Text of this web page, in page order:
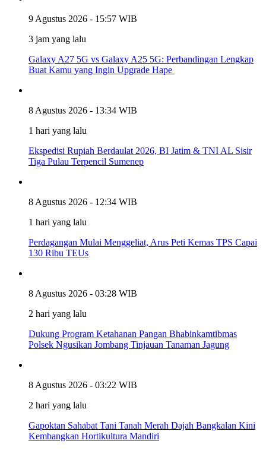
9 Agustus 2026 - 15:57 WIB
3 jam yang lalu
Galaxy A27 5G vs Galaxy A25 5G: Perbandingan Lengkap
Buat Kamu yang Ingin Upgrade Hape
8 Agustus 2026 - 13:34 WIB
1 hari yang lalu
Ekspedisi Rupiah Berdaulat 2026, BI Jatim & TNI AL Sisir
Tiga Pulau Terpencil Sumenep
8 Agustus 2026 - 12:34 WIB
1 hari yang lalu
Perdagangan Mulai Menggeliat, Arus Peti Kemas TPS Capai
130 Ribu TEUs
8 Agustus 2026 - 03:28 WIB
2 hari yang lalu
Dukung Program Ketahanan Pangan Bhabinkamtibmas
Polsek Ngusikan Jombang Tinjauan Tanaman Jagung
8 Agustus 2026 - 03:22 WIB
2 hari yang lalu
Gapoktan Sahabat Tani Tanah Merah Dajah Bangkalan Kini
Kembangkan Hortikultura Mandiri